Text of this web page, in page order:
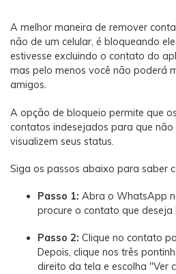
A melhor maneira de remover
não de um celular, é bloqueando
estivesse excluindo o contato do
mas pelo menos você não poderá
amigos.
A opção de bloqueio permite que
contatos indesejados para que não
visualizem seus status.
Siga os passos abaixo para saber
Passo 1: Abra o WhatsApp
procure o contato que deseja
Passo 2: Clique no contato
Depois, clique nos três
direito da tela e escolha "Ver